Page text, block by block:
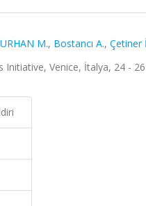
M., Bostancı A., Çetiner
Venice, İtalya, 24 -